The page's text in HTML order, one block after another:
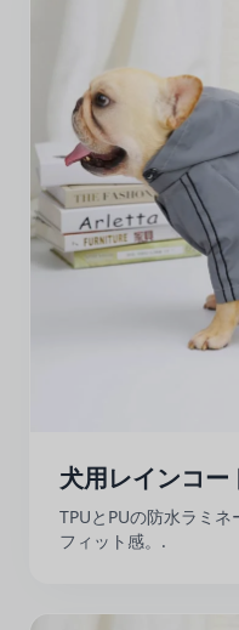
犬用レインコー
TPUとPUの防水ラミ
フィット感。.